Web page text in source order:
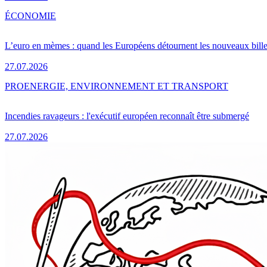
L’euro en mèmes : quand les Européens détournent les nouveaux
27.07.2026
ÉCONOMIE
Incendies ravageurs : l'exécutif européen reconnaît être submergé
27.07.2026
PROENERGIE, ENVIRONNEMENT ET TRANSPORT